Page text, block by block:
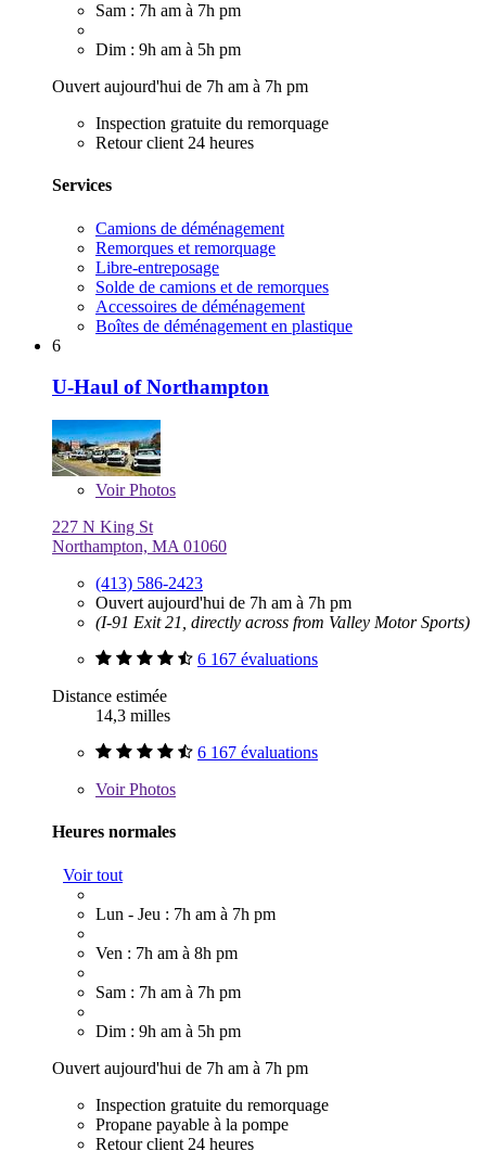
Sam : 7h am à 7h pm
Dim : 9h am à 5h pm
Ouvert aujourd'hui de 7h am à 7h pm
Inspection gratuite du remorquage
Retour client 24 heures
Services
Camions de déménagement
Remorques et remorquage
Libre-entreposage
Solde de camions et de remorques
Accessoires de déménagement
Boîtes de déménagement en plastique
6
U-Haul of Northampton
VoirPhotos
227 N King St
Northampton, MA 01060
(413) 586-2423
Ouvert aujourd'hui de 7h am à 7h pm
(I-91 Exit 21, directly across from Valley Motor Sports)
6 167 évaluations
Distance estimée
14,3 milles
6 167 évaluations
VoirPhotos
Heures normales
Voir tout
Lun - Jeu : 7h am à 7h pm
Ven : 7h am à 8h pm
Sam : 7h am à 7h pm
Dim : 9h am à 5h pm
Ouvert aujourd'hui de 7h am à 7h pm
Inspection gratuite du remorquage
Propane payable à la pompe
Retour client 24 heures